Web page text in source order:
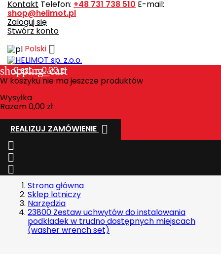
Kontakt Telefon: +48 731 738 510 E-mail:
shop@helimot.pl
Zaloguj się
Stwórz konto
Polski 
shopping_cart
0szt. - 0,00 zł
W koszyku nie ma jeszcze produktów
Wysyłka
Razem0,00 zł
REALIZUJ ZAMÓWIENIE 



Strona główna
Sklep lotniczy
Narzędzia
23800 Zestaw uchwytów do instalowania
podkładek w trudno dostępnych miejscach
(washer wrench set)